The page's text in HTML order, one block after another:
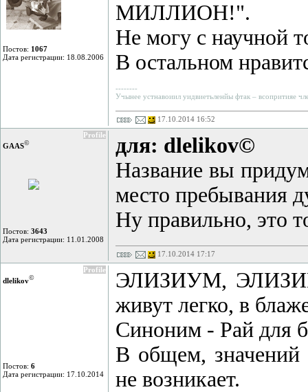
Постов: 1067
Дата регистрации: 18.08.2006
МИЛЛИОН!".
Не могу с научной
В остальном
--------
Учынее устнавоиил уидвиетьленйы фтак – всопритияе
17.10.2014 16:52
Profile
GAAS©
Постов: 3643
Дата регистрации: 11.01.2008
для: dlelikov©
Название вы
место пребывания
Ну правильно, это
17.10.2014 17:17
Profile
dlelikov©
Постов: 6
Дата регистрации: 17.10.2014
ЭЛИЗИУМ, ЭЛИЗИЙ
живут легко, в
Синоним - Рай для
В общем, значений
не возникает.